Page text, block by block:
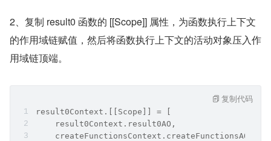
2、复制 result0 函数的 [[Scope]] 属性，为函数执行上下文
的作用域链赋值，然后将函数执行上下文的活动对象压入作
用域链顶端。
result0Context.[[Scope]] = [
    result0Context.result0AO,
    createFunctionsContext.createFunctionsAO,
复制代码